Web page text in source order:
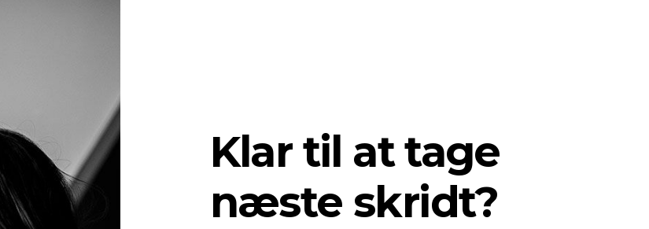
Klar til at tage
næste skridt?